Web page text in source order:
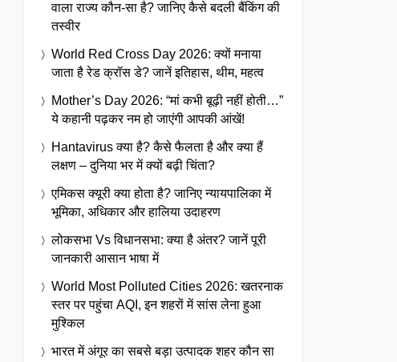
वाला राज्य कौन-सा है? जानिए कैसे बदली बैंकिंग की
तस्वीर
World Red Cross Day 2026: क्यों मनाया
जाता है रेड क्रॉस डे? जानें इतिहास, थीम, महत्व
Mother’s Day 2026: “मां कभी बूढ़ी नहीं होती…”
ये कहानी पढ़कर नम हो जाएंगी आपकी आंखें!
Hantavirus क्या है? कैसे फैलता है और क्या हैं
लक्षण – दुनिया भर में क्यों बढ़ी चिंता?
एमिकस क्यूरी क्या होता है? जानिए न्यायपालिका में
भूमिका, अधिकार और हालिया उदाहरण
लोकसभा Vs विधानसभा: क्या है अंतर? जानें पूरी
जानकारी आसान भाषा में
World Most Polluted Cities 2026: खतरनाक
स्तर पर पहुंचा AQI, इन शहरों में सांस लेना हुआ
मुश्किल
भारत में अंगूर का सबसे बड़ा उत्पादक शहर कौन सा